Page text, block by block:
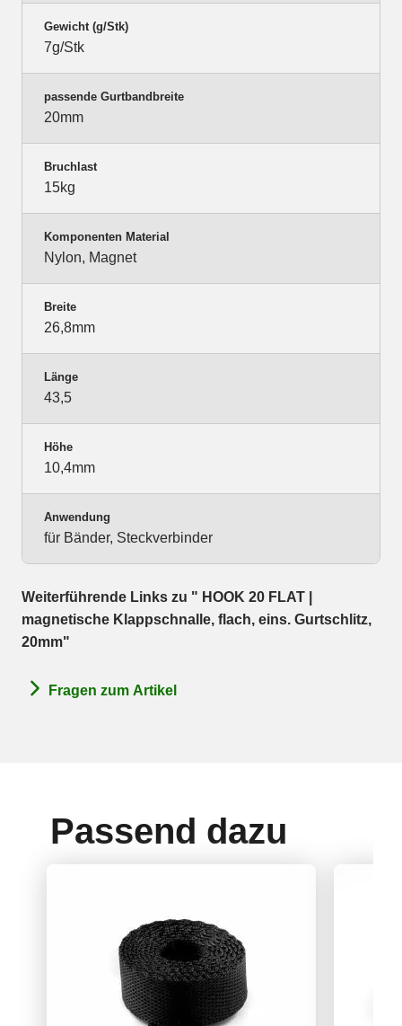
Gewicht (g/Stk)
7g/Stk
passende Gurtbandbreite
20mm
Bruchlast
15kg
Komponenten Material
Nylon, Magnet
Breite
26,8mm
Länge
43,5
Höhe
10,4mm
Anwendung
für Bänder, Steckverbinder
Weiterführende Links zu " HOOK 20 FLAT |
magnetische Klappschnalle, flach, eins. Gurtschlitz,
20mm"
Fragen zum Artikel
Passend dazu